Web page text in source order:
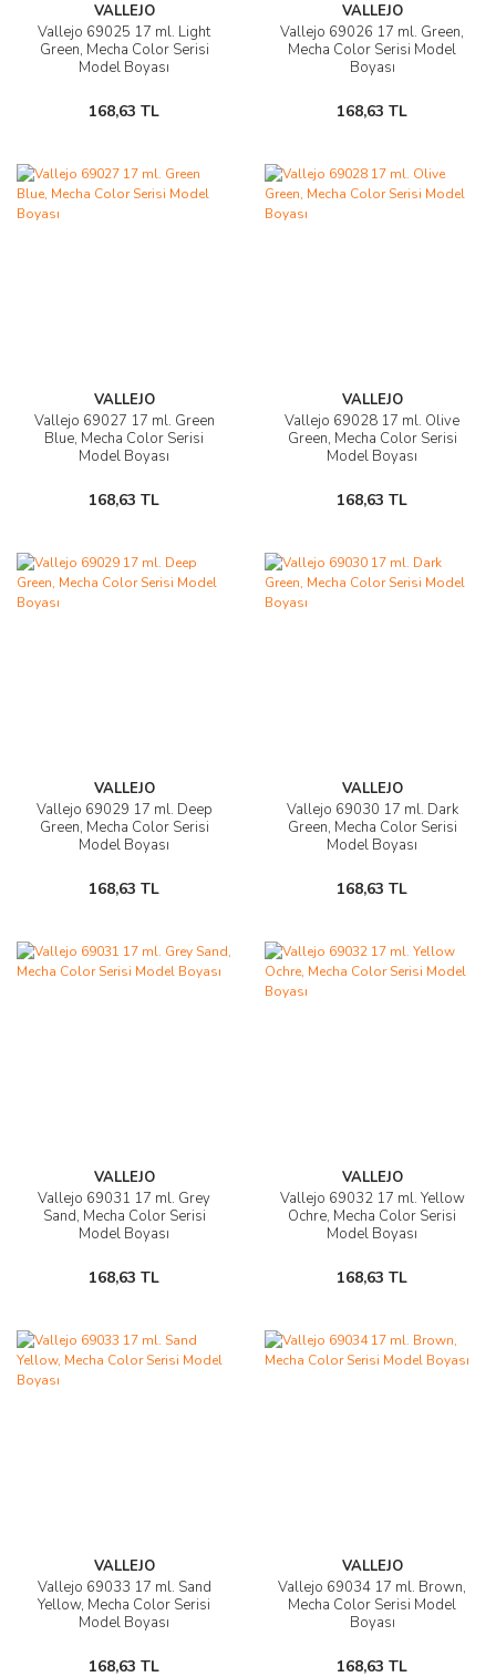
VALLEJO
Vallejo 69025 17 ml. Light
Green, Mecha Color Serisi
Model Boyası
168,63 TL
VALLEJO
Vallejo 69026 17 ml. Green,
Mecha Color Serisi Model
Boyası
168,63 TL
VALLEJO
Vallejo 69027 17 ml. Green
Blue, Mecha Color Serisi
Model Boyası
168,63 TL
VALLEJO
Vallejo 69028 17 ml. Olive
Green, Mecha Color Serisi
Model Boyası
168,63 TL
VALLEJO
Vallejo 69029 17 ml. Deep
Green, Mecha Color Serisi
Model Boyası
168,63 TL
VALLEJO
Vallejo 69030 17 ml. Dark
Green, Mecha Color Serisi
Model Boyası
168,63 TL
VALLEJO
Vallejo 69031 17 ml. Grey
Sand, Mecha Color Serisi
Model Boyası
168,63 TL
VALLEJO
Vallejo 69032 17 ml. Yellow
Ochre, Mecha Color Serisi
Model Boyası
168,63 TL
VALLEJO
Vallejo 69033 17 ml. Sand
Yellow, Mecha Color Serisi
Model Boyası
168,63 TL
VALLEJO
Vallejo 69034 17 ml. Brown,
Mecha Color Serisi Model
Boyası
168,63 TL